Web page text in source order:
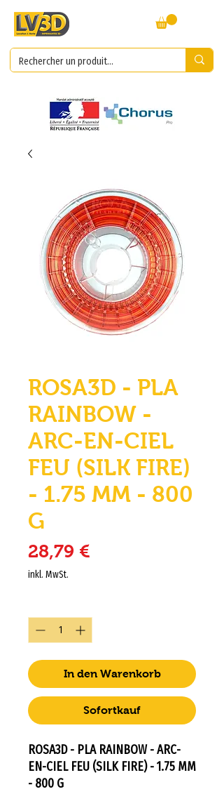
ROSA3D - PLA
RAINBOW -
ARC-EN-CIEL
FEU (SILK FIRE)
- 1.75 MM - 800
G
28,79 €
inkl. MwSt.
In den Warenkorb
Sofortkauf
ROSA3D - PLA RAINBOW - ARC-
EN-CIEL FEU (SILK FIRE) - 1.75 MM
- 800 G